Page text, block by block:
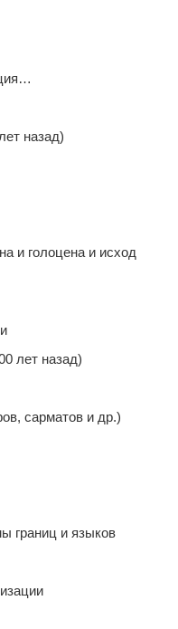
назад)
и голоцена и исход
лет назад)
сарматов и др.)
границ и языков